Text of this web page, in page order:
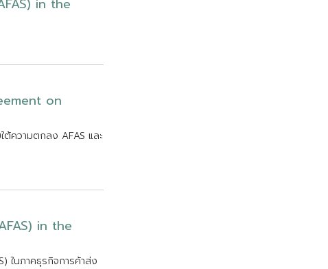
FAS) in the
ement on
ใตความตกลง AFAS และ
FAS) in the
) ในภาคธรกจการคาสง